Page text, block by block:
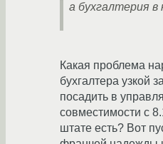
а бухгалтерия
Какая проблема
бухгалтера узкой
посадить в
совместимости с
штате есть? Вот